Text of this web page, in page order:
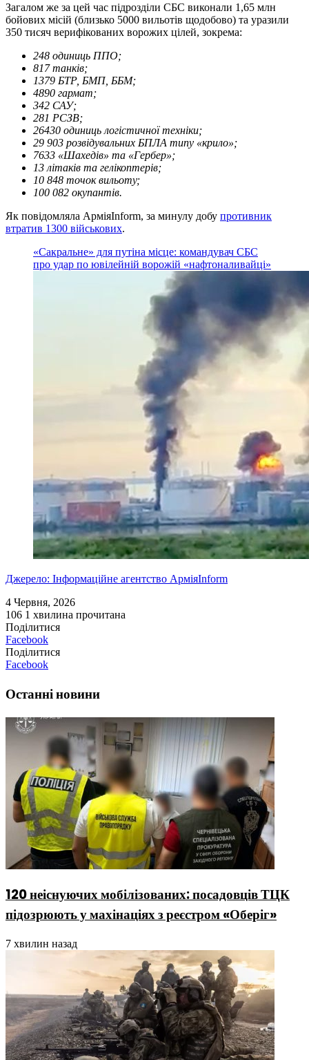
Загалом же за цей час підрозділи СБС виконали 1,65 млн
бойових місій (близько 5000 вильотів щодобово) та уразили
350 тисяч верифікованих ворожих цілей, зокрема:
248 одиниць ППО;
817 танків;
1379 БТР, БМП, ББМ;
4890 гармат;
342 САУ;
281 РСЗВ;
26430 одиниць логістичної техніки;
29 903 розвідувальних БПЛА типу «крило»;
7633 «Шахедів» та «Гербер»;
13 літаків та гелікоптерів;
10 848 точок вильоту;
100 082 окупантів.
Як повідомляла АрміяInform, за минулу добу противник
втратив 1300 військових.
«Сакральне» для путіна місце: командувач СБС
про удар по ювілейній ворожій «нафтоналивайці»
Джерело: Інформаційне агентство АрміяInform
4 Червня, 2026
106 1 хвилина прочитана
Поділитися
Facebook
Поділитися
Facebook
Останні новини
120 неіснуючих мобілізованих: посадовців ТЦК
підозрюють у махінаціях з реєстром «Оберіг»
7 хвилин назад